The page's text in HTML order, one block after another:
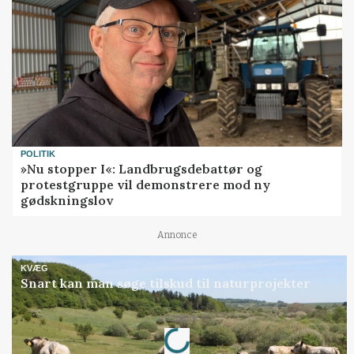
POLITIK
»Nu stopper I«: Landbrugsdebattør og
protestgruppe vil demonstrere mod ny
gødskningslov
Annonce
KVÆG
Snart kan man søge tilskud til naturprojekter
Annonce
Loading...